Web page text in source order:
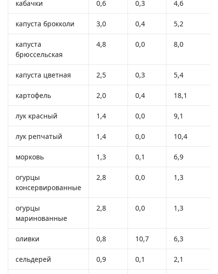
кабачки 0,6 0,3 4,6
капуста брокколи 3,0 0,4 5,2
капуста
брюссельская
4,8 0,0 8,0
капуста цветная 2,5 0,3 5,4
картофель 2,0 0,4 18,1
лук красный 1,4 0,0 9,1
лук репчатый 1,4 0,0 10,4
морковь 1,3 0,1 6,9
огурцы
консервированные
2,8 0,0 1,3
огурцы
маринованные
2,8 0,0 1,3
оливки 0,8 10,7 6,3
сельдерей 0,9 0,1 2,1